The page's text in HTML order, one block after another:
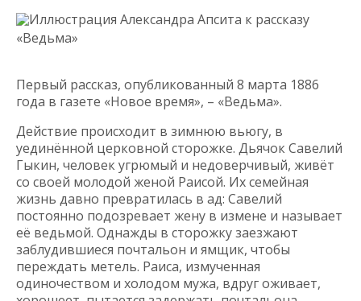
Иллюстрация Александра Апсита к рассказу
«Ведьма»
Первый рассказ, опубликованный 8 марта 1886
года в газете «Новое время», – «Ведьма».
Действие происходит в зимнюю вьюгу, в
уединённой церковной сторожке. Дьячок Савелий
Гыкин, человек угрюмый и недоверчивый, живёт
со своей молодой женой Раисой. Их семейная
жизнь давно превратилась в ад: Савелий
постоянно подозревает жену в измене и называет
её ведьмой. Однажды в сторожку заезжают
заблудившиеся почтальон и ямщик, чтобы
переждать метель. Раиса, измученная
одиночеством и холодом мужа, вдруг оживает,